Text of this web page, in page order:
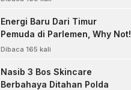
Energi Baru Dari Timur
Pemuda di Parlemen, Why Not!
Dibaca 165 kali
Nasib 3 Bos Skincare
Berbahaya Ditahan Polda